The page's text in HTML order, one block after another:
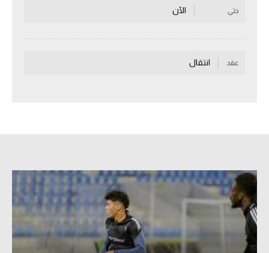
سعودي في الجول
رياضات أخرى
أمم إفريقيا
كرة السلة الأمريكية
حتى الآن
عقد انتقال